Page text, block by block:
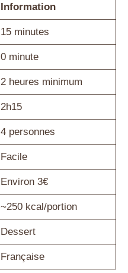
Information
15 minutes
0 minute
2 heures minimum
2h15
4 personnes
Facile
Environ 3€
~250 kcal/portion
Dessert
Française